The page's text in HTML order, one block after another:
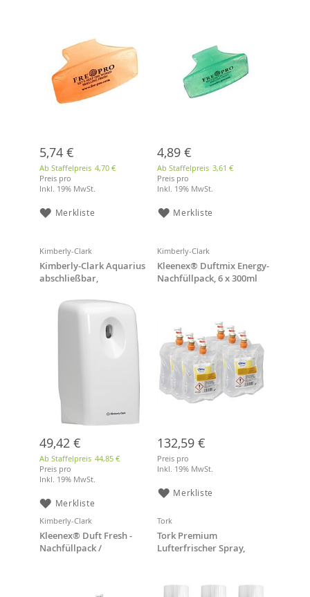
5,74 €
Ab Staffelpreis 4,70 €
Preis pro
Inkl. 19% MwSt.
Merkliste
4,89 €
Ab Staffelpreis 3,61 €
Preis pro
Inkl. 19% MwSt.
Merkliste
Kimberly-Clark
Kimberly-Clark Aquarius
abschließbar,
49,42 €
Ab Staffelpreis 44,85 €
Preis pro
Inkl. 19% MwSt.
Merkliste
Kimberly-Clark
Kleenex® Duftmix Energy-
Nachfüllpack, 6 x 300ml
132,59 €
Preis pro
Inkl. 19% MwSt.
Merkliste
Kimberly-Clark
Kleenex® Duft Fresh -
Nachfüllpack /
Tork
Tork Premium
Lufterfrischer Spray,